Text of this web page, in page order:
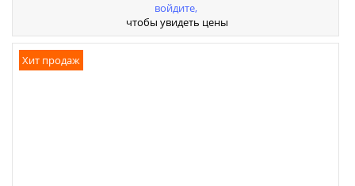
войдите,
чтобы увидеть цены
Хит продаж